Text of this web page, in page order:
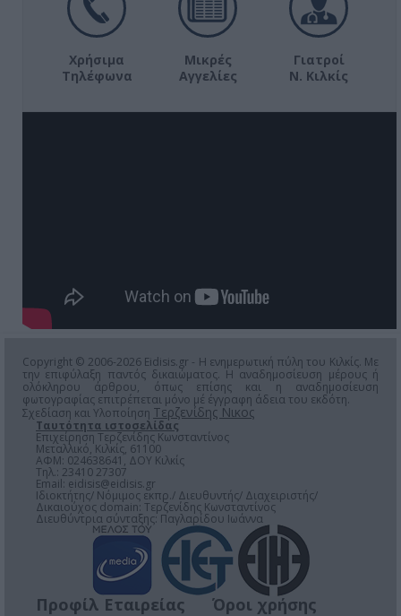
Χρήσιμα
Τηλέφωνα
Μικρές
Αγγελίες
Γιατροί
Ν. Κιλκίς
Copyright © 2006-2026 Eidisis.gr - Η ενημερωτική πύλη του Κιλκίς. Με
την επιφύλαξη παντός δικαιώματος. Η αναδημοσίευση μέρους ή
ολόκληρου άρθρου, όπως επίσης και η αναδημοσίευση
φωτογραφίας επιτρέπεται μόνο μέ έγγραφη άδεια του εκδότη.
Σχεδίαση και Υλοποίηση Τερζενίδης Νικος
Ταυτότητα ιστοσελίδας
Επιχείρηση Τερζενίδης Κωνσταντίνος
Μεταλλικό, Κιλκίς, 61100
ΑΦΜ: 024638641, ΔΟΥ Κιλκίς
Τηλ.: 23410 27307
Email: eidisis@eidisis.gr
Ιδιοκτήτης/ Νόμιμος εκπρ./ Διευθυντής/ Διαχειριστής/
Δικαιούχος domain: Τερζενίδης Κωνσταντίνος
Διευθύντρια σύνταξης: Παγλαρίδου Ιωάννα
Προφίλ Εταιρείας Όροι χρήσης